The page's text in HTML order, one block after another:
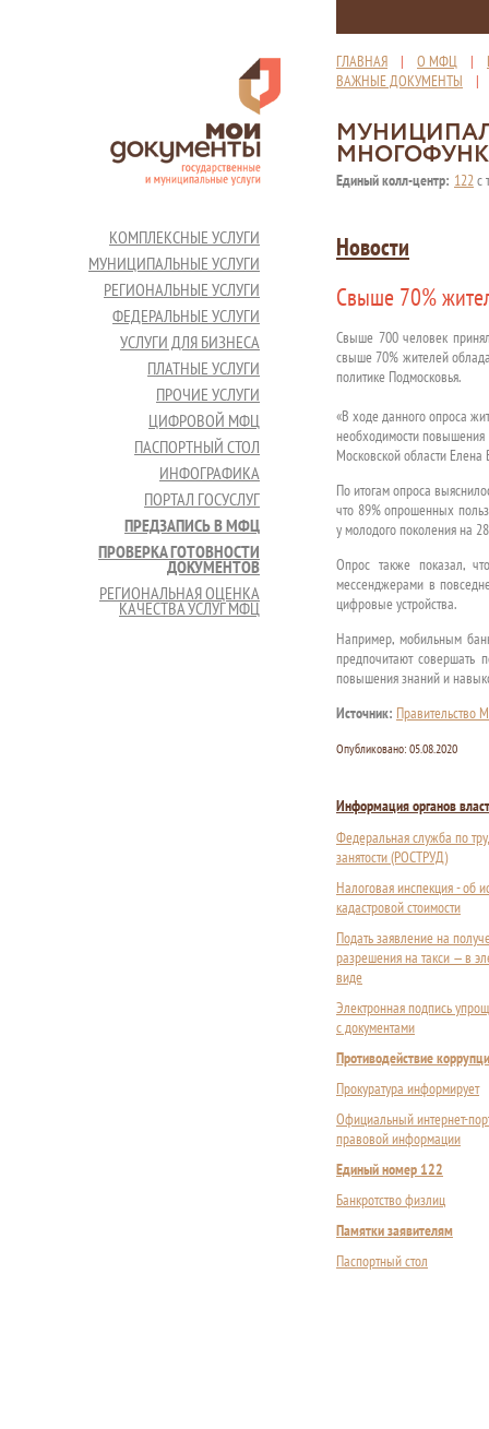
ГЛАВНАЯ | О МФЦ |
ВАЖНЫЕ ДОКУМЕНТЫ
Единый колл-центр: 122с
КОМПЛЕКСНЫЕ УСЛУГИ
МУНИЦИПАЛЬНЫЕ УСЛУГИ
РЕГИОНАЛЬНЫЕ УСЛУГИ
ФЕДЕРАЛЬНЫЕ УСЛУГИ
УСЛУГИ ДЛЯ БИЗНЕСА
ПЛАТНЫЕ УСЛУГИ
ПРОЧИЕ УСЛУГИ
ЦИФРОВОЙ МФЦ
ПАСПОРТНЫЙ СТОЛ
ИНФОГРАФИКА
ПОРТАЛ ГОСУСЛУГ
ПРЕДЗАПИСЬ В МФЦ
ПРОВЕРКА ГОТОВНОСТИ
ДОКУМЕНТОВ
РЕГИОНАЛЬНАЯ ОЦЕНКА
КАЧЕСТВА УСЛУГ МФЦ
Новости
Свыше 70%
Свыше 700 человек
свыше 70% жителей
политике Подмосковья.
«В ходе данного опроса
необходимости повышения
Московской области Елена
По итогам опроса
что 89% опрошенных
у молодого поколения на
Опрос также показал,
мессенджерами в
цифровые устройства.
Например, мобильным
предпочитают совершать
повышения знаний и
Источник: Правительство
Опубликовано: 05.08.2020
Информация органов
Федеральная служба по
занятости (РОСТРУД)
Налоговая инспекция - об
кадастровой стоимости
Подать заявление на
разрешения на такси — в
виде
Электронная подпись
с документами
Противодействие
Прокуратура информирует
Официальный интернет-
правовой информации
Единый номер 122
Банкротство физлиц
Памятки заявителям
Паспортный стол